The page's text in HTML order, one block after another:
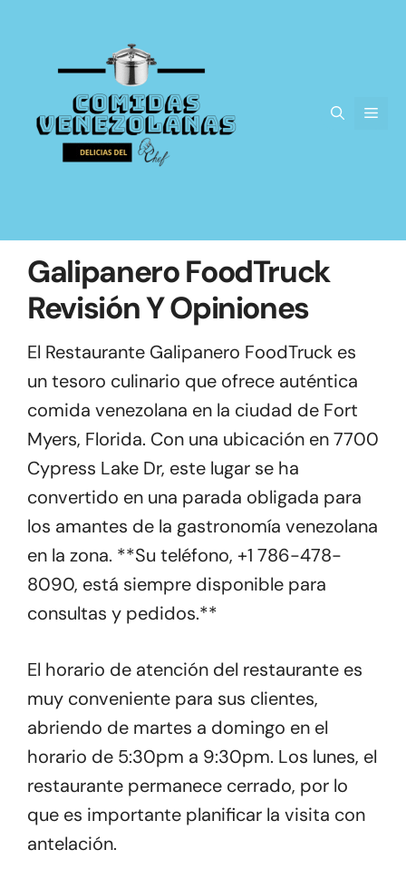
contenido
Galipanero FoodTruck
Revisión Y Opiniones
El Restaurante Galipanero FoodTruck es
un tesoro culinario que ofrece auténtica
comida venezolana en la ciudad de Fort
Myers, Florida. Con una ubicación en 7700
Cypress Lake Dr, este lugar se ha
convertido en una parada obligada para
los amantes de la gastronomía venezolana
en la zona. **Su teléfono, +1 786-478-
8090, está siempre disponible para
consultas y pedidos.**
El horario de atención del restaurante es
muy conveniente para sus clientes,
abriendo de martes a domingo en el
horario de 5:30pm a 9:30pm. Los lunes, el
restaurante permanece cerrado, por lo
que es importante planificar la visita con
antelación.